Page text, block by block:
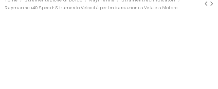
Raymarine i40 Speed: Strumento Velocità per Imbarcazioni a Vela e a Motore